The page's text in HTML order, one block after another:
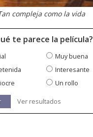
compleja como la vida
te parece la película?
Muy buena
Interesante
Un rollo
Ver resultados